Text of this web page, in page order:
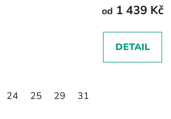
od 1 439 Kč
DETAIL
24 25 29 31